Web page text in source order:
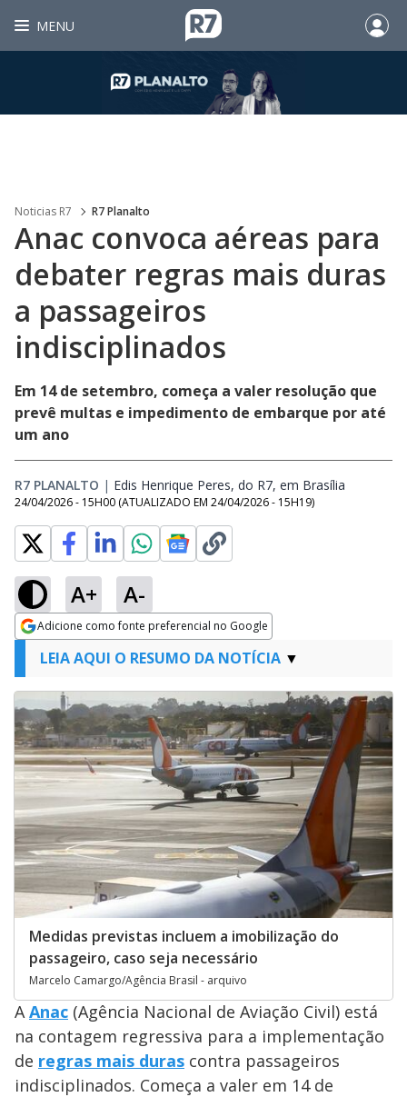
MENU
Noticias R7 R7 Planalto
Anac convoca aéreas para
debater regras mais duras
a passageiros
indisciplinados
Em 14 de setembro, começa a valer resolução que
prevê multas e impedimento de embarque por até
um ano
R7 PLANALTO | Edis Henrique Peres, do R7, em Brasília
24/04/2026 - 15H00 (ATUALIZADO EM 24/04/2026 - 15H19)
A+ A-
Adicione como fonte preferencial no Google
Opens in new window
LEIA AQUI O RESUMO DA NOTÍCIA
Medidas previstas incluem a imobilização do
passageiro, caso seja necessário
Marcelo Camargo/Agência Brasil - arquivo
A Anac (Agência Nacional de Aviação Civil) está
na contagem regressiva para a implementação
de regras mais duras contra passageiros
indisciplinados. Começa a valer em 14 de